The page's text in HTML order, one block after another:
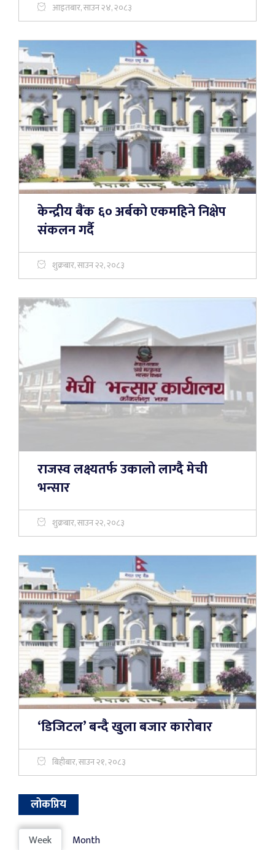
आइतबार, साउन २४, २०८३
केन्द्रीय बैंक ६० अर्बको एकमहिने निक्षेप
संकलन गर्दै
शुक्रबार, साउन २२, २०८३
राजस्व लक्ष्यतर्फ उकालो लाग्दै मेची
भन्सार
शुक्रबार, साउन २२, २०८३
‘डिजिटल’ बन्दै खुला बजार कारोबार
बिहीबार, साउन २१, २०८३
लोकप्रिय
Week Month